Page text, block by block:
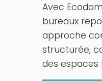
Avec
bureaux
approche
structurée,
des espaces